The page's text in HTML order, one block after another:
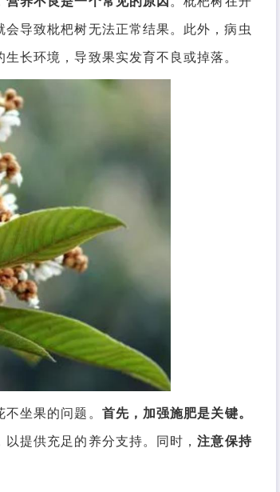
导致枇杷树无法正常结果。此外，病虫
长环境，导致果实发育不良或掉落。
坐果的问题。 首先，加强施肥是关键。
以提供充足的养分支持。同时，注意保持